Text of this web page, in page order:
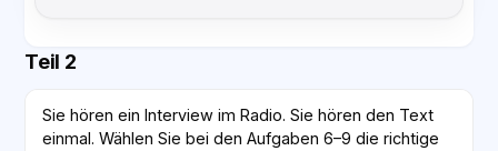
Teil 2
Sie hören ein Interview im Radio. Sie hören den Text
einmal. Wählen Sie bei den Aufgaben 6–9 die richtige